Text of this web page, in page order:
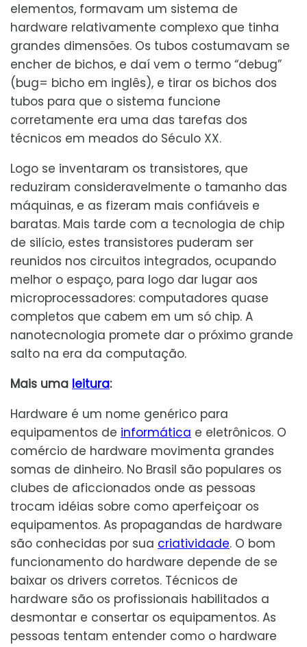
elementos, formavam um sistema de
hardware relativamente complexo que tinha
grandes dimensões. Os tubos costumavam se
encher de bichos, e daí vem o termo “debug”
(bug= bicho em inglês), e tirar os bichos dos
tubos para que o sistema funcione
corretamente era uma das tarefas dos
técnicos em meados do Século XX.
Logo se inventaram os transistores, que
reduziram consideravelmente o tamanho das
máquinas, e as fizeram mais confiáveis e
baratas. Mais tarde com a tecnologia de chip
de silício, estes transistores puderam ser
reunidos nos circuitos integrados, ocupando
melhor o espaço, para logo dar lugar aos
microprocessadores: computadores quase
completos que cabem em um só chip. A
nanotecnologia promete dar o próximo grande
salto na era da computação.
Mais uma leitura:
Hardware é um nome genérico para
equipamentos de informática e eletrônicos. O
comércio de hardware movimenta grandes
somas de dinheiro. No Brasil são populares os
clubes de aficcionados onde as pessoas
trocam idéias sobre como aperfeiçoar os
equipamentos. As propagandas de hardware
são conhecidas por sua criatividade. O bom
funcionamento do hardware depende de se
baixar os drivers corretos. Técnicos de
hardware são os profissionais habilitados a
desmontar e consertar os equipamentos. As
pessoas tentam entender como o hardware